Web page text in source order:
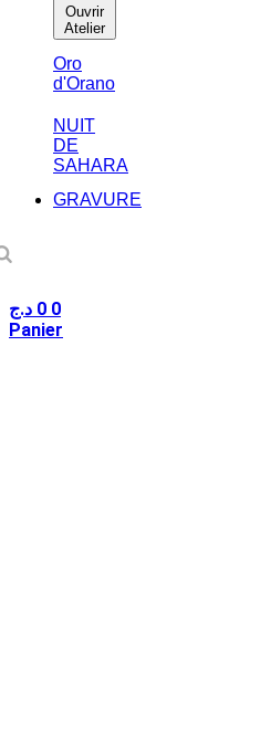
Ouvrir
Atelier
Oro
d'Orano
NUIT
DE
SAHARA
GRAVURE
0 د.ج
0
Panier